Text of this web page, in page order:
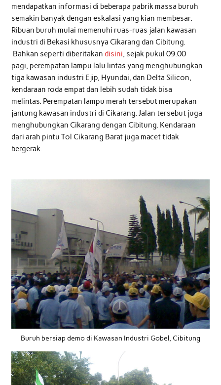
mendapatkan informasi di beberapa pabrik massa buruh
semakin banyak dengan eskalasi yang kian membesar.
Ribuan buruh mulai memenuhi ruas-ruas jalan kawasan
industri di Bekasi khususnya Cikarang dan Cibitung.
Bahkan seperti diberitakan disini, sejak pukul 09.00
pagi, perempatan lampu lalu lintas yang menghubungkan
tiga kawasan industri Ejip, Hyundai, dan Delta Silicon,
kendaraan roda empat dan lebih sudah tidak bisa
melintas. Perempatan lampu merah tersebut merupakan
jantung kawasan industri di Cikarang. Jalan tersebut juga
menghubungkan Cikarang dengan Cibitung. Kendaraan
dari arah pintu Tol Cikarang Barat juga macet tidak
bergerak.
Buruh bersiap demo di Kawasan Industri Gobel, Cibitung